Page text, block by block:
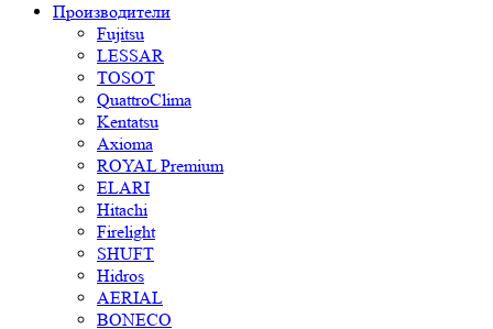
Производители
Fujitsu
LESSAR
TOSOT
QuattroClima
Kentatsu
Axioma
ROYAL Premium
ELARI
Hitachi
Firelight
SHUFT
Hidros
AERIAL
BONECO